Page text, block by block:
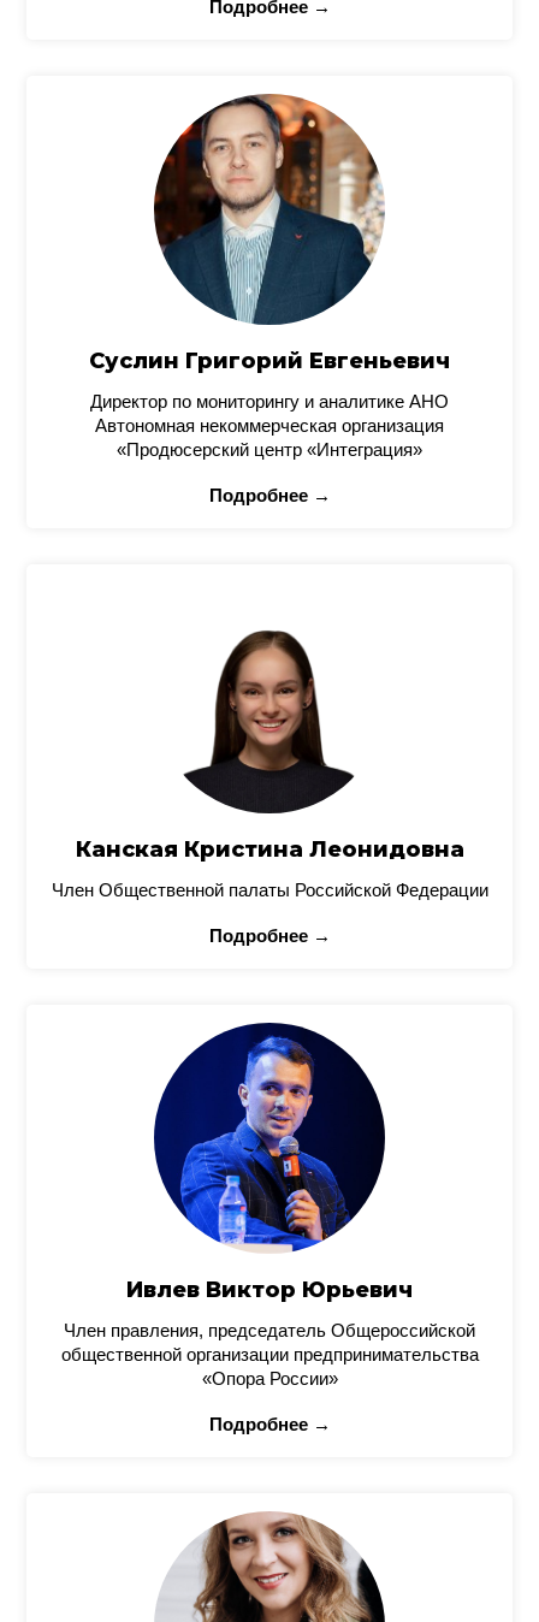
Подробнее →
Суслин Григорий Евгеньевич
Директор по мониторингу и аналитике АНО
Автономная некоммерческая организация
«Продюсерский центр «Интеграция»
Подробнее →
Канская Кристина Леонидовна
Член Общественной палаты Российской Федерации
Подробнее →
Ивлев Виктор Юрьевич
Член правления, председатель Общероссийской
общественной организации предпринимательства
«Опора России»
Подробнее →